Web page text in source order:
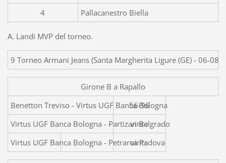
4
Pallacanestro Biella
A. Landi MVP del torneo.
9 Torneo Armani Jeans (Santa Margherita Ligure (GE) - 06-
Girone B a Rapallo
Benetton Treviso - Virtus
56-96
Virtus UGF Banca Bologna - Partizan Belgrado
vinta
Virtus UGF Banca Bologna
vinta